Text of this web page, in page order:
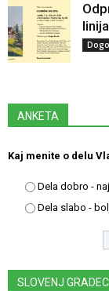
ANKETA
Kaj menite o delu
Dela dobro -
Dela slabo -
SLOVENJ GRADEC